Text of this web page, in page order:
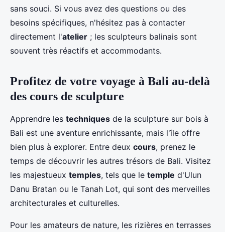
sans souci. Si vous avez des questions ou des
besoins spécifiques, n'hésitez pas à contacter
directement l'atelier ; les sculpteurs balinais sont
souvent très réactifs et accommodants.
Profitez de votre voyage à Bali au-delà
des cours de sculpture
Apprendre les techniques de la sculpture sur bois à
Bali est une aventure enrichissante, mais l'île offre
bien plus à explorer. Entre deux cours, prenez le
temps de découvrir les autres trésors de Bali. Visitez
les majestueux temples, tels que le temple d'Ulun
Danu Bratan ou le Tanah Lot, qui sont des merveilles
architecturales et culturelles.
Pour les amateurs de nature, les rizières en terrasses